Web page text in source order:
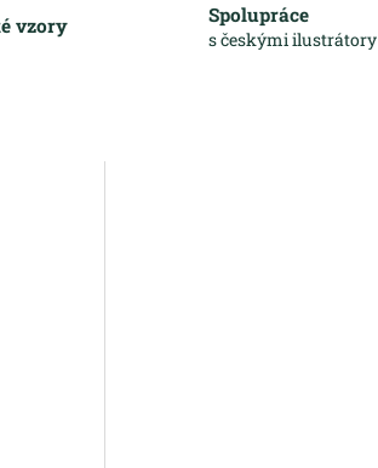
vzory Spolupráce
s českými ilustrátory